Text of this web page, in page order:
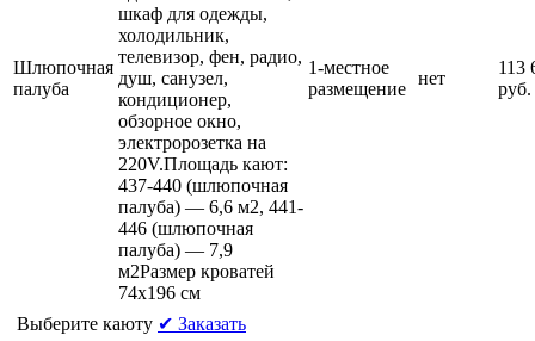
Шлюпочная
палуба
шкаф для одежды,
холодильник,
телевизор, фен, радио,
душ, санузел,
кондиционер,
обзорное окно,
электророзетка на
220V.Площадь кают:
437-440 (шлюпочная
палуба) — 6,6 м2, 441-
446 (шлюпочная
палуба) — 7,9
м2Размер кроватей
74х196 см
1-местное
размещение
нет
113
руб.
Выберите каюту ✔ Заказать